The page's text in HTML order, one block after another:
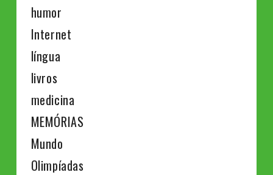
humor
Internet
língua
livros
medicina
MEMÓRIAS
Mundo
Olimpíadas